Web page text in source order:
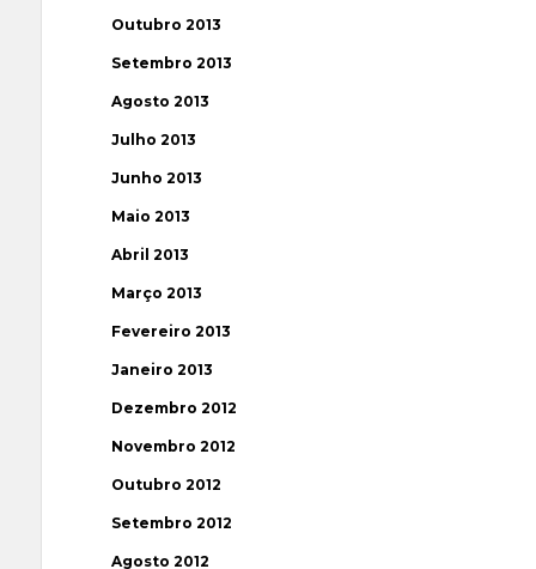
Outubro 2013
Setembro 2013
Agosto 2013
Julho 2013
Junho 2013
Maio 2013
Abril 2013
Março 2013
Fevereiro 2013
Janeiro 2013
Dezembro 2012
Novembro 2012
Outubro 2012
Setembro 2012
Agosto 2012